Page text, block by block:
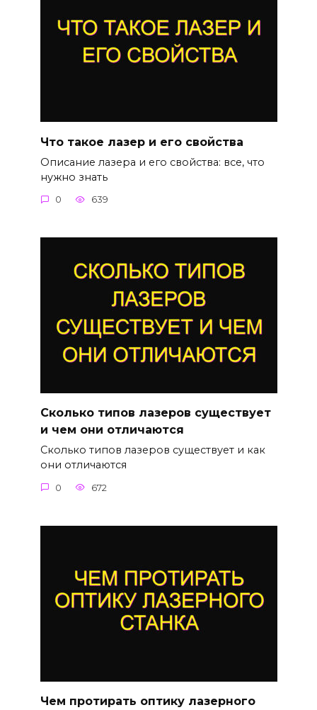
Что такое лазер и его свойства
Описание лазера и его свойства: все, что
нужно знать
0 639
Сколько типов лазеров существует
и чем они отличаются
Сколько типов лазеров существует и как
они отличаются
0 672
Чем протирать оптику лазерного